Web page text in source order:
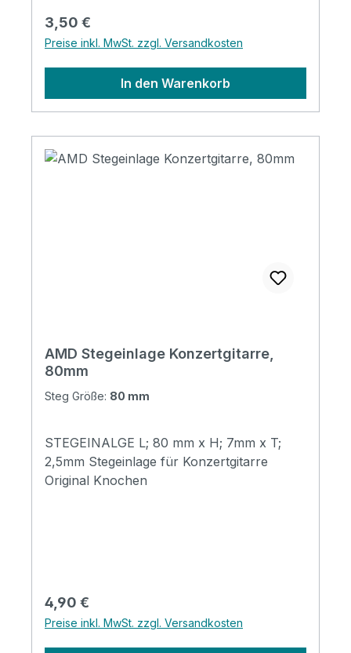
Regulärer Preis:
3,50 €
Preise inkl. MwSt. zzgl. Versandkosten
In den Warenkorb
AMD Stegeinlage Konzertgitarre,
80mm
Steg Größe: 80 mm
STEGEINALGE L; 80 mm x H; 7mm x T;
2,5mm Stegeinlage für Konzertgitarre
Original Knochen
Regulärer Preis:
4,90 €
Preise inkl. MwSt. zzgl. Versandkosten